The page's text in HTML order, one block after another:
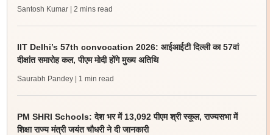
Santosh Kumar | 2 mins read
IIT Delhi’s 57th convocation 2026: आईआईटी दिल्ली का 57वां
दीक्षांत समारोह कल, पीएम मोदी होंगे मुख्य अतिथि
Saurabh Pandey | 1 min read
PM SHRI Schools: देश भर में 13,092 पीएम श्री स्कूल, राज्यसभा में
शिक्षा राज्य मंत्री जयंत चौधरी ने दी जानकारी